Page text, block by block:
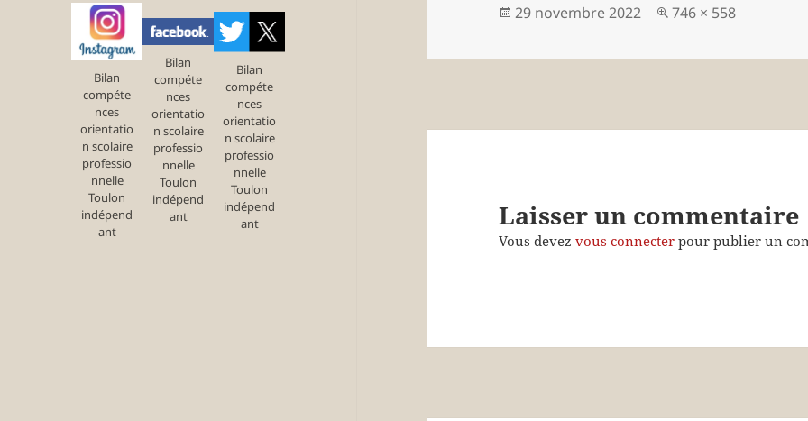
Bilan
compéte
nces
orientatio
n scolaire
professio
nnelle
Toulon
indépend
ant
Bilan
compéte
nces
orientatio
n scolaire
professio
nnelle
Toulon
indépend
ant
Bilan
compéte
nces
orientatio
n scolaire
professio
nnelle
Toulon
indépend
ant
Publié
29 novembre 2022
Taille
746 × 558
Laisser un commentaire
Vous devezvous connecter pour publier un